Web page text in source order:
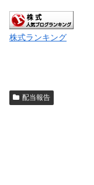
株式ランキング
配当報告